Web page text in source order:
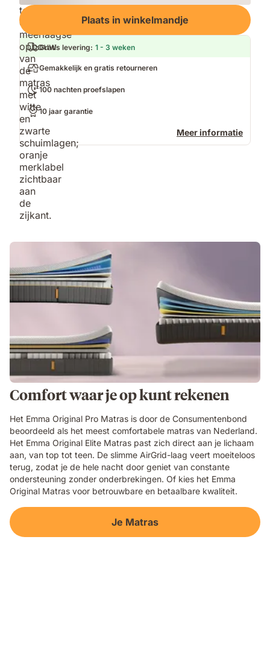
Loading
Plaats in winkelmandje
Gratis levering: 1 - 3 weken
Gemakkelijk en gratis retourneren
100 nachten proefslapen
10 jaar garantie
Meer informatie
Comfort waar je op kunt rekenen
Het Emma Original Pro Matras is door de Consumentenbond
beoordeeld als het meest comfortabele matras van Nederland.
Het Emma Original Elite Matras past zich direct aan je lichaam
aan, van top tot teen. De slimme AirGrid-laag veert moeiteloos
terug, zodat je de hele nacht door geniet van constante
ondersteuning zonder onderbrekingen. Of kies het Emma
Original Matras voor betrouwbare en betaalbare kwaliteit.
Je Matras